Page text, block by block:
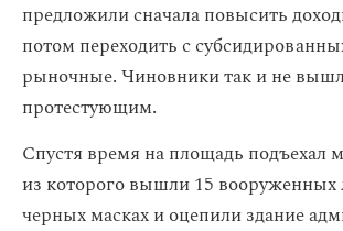
предложили сначала повысить
потом переходить с
рыночные. Чиновники так и не
протестующим.
Спустя время на площадь подъехал
из которого вышли 15 вооруженных
черных масках и оцепили здание